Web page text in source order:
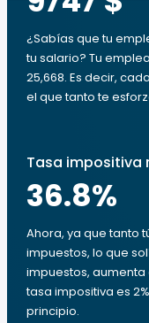
¿Sabías que tu
tu salario? Tu
25,668. Es decir,
el que tanto te
Tasa impositiva
36.8%
Ahora, ya que tanto
impuestos, lo que
impuestos, aumenta
tasa impositiva es
principio.